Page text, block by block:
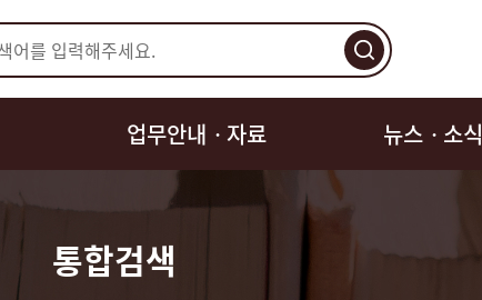
업무안내ㆍ자료 뉴스ㆍ소식
통합검색